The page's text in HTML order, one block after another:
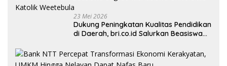
23 Mei 2026
Dukung Peningkatan Kualitas Pendidikan
di Daerah, bri.co.id Salurkan Beasiswa
Weetebula